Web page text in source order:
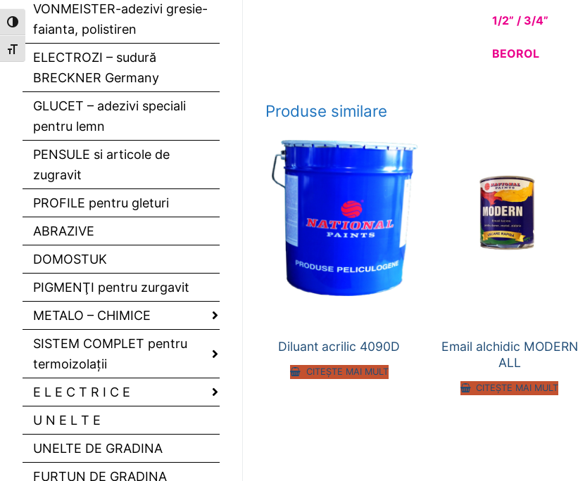
Toggle High Contrast
Toggle Font size
1/2” / 3/4”
BEOROL
Produse similare
Diluant acrilic 4090D
CITEȘTE MAI MULT
Email alchidic MODERN
ALL
CITEȘTE MAI MULT
VONMEISTER-adezivi gresie-
faianta, polistiren
ELECTROZI – sudură
BRECKNER Germany
GLUCET – adezivi speciali
pentru lemn
PENSULE si articole de
zugravit
PROFILE pentru gleturi
ABRAZIVE
DOMOSTUK
PIGMENŢI pentru zurgavit
METALO – CHIMICE
SISTEM COMPLET pentru
termoizolaţii
E L E C T R I C E
U N E L T E
UNELTE DE GRADINA
FURTUN DE GRADINA